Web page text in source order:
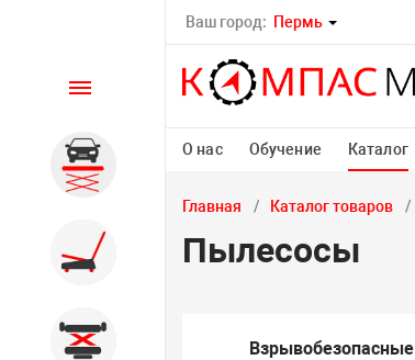
Ваш город: Пермь
О нас Обучение Каталог
Каталог
Автомобильные подъемники
Шиномонтажное
оборудование
Общегаражное
Главная Каталог товаров
Пылесосы
Взрывобезопасные